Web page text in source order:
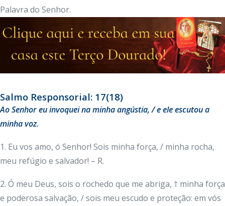
Palavra do Senhor.
Salmo Responsorial: 17(18)
Ao Senhor eu invoquei na minha angústia, / e ele escutou a
minha voz.
1. Eu vos amo, ó Senhor! Sois minha força, / minha rocha,
meu refúgio e salvador! – R.
2. Ó meu Deus, sois o rochedo que me abriga, † minha força
e poderosa salvação, / sois meu escudo e proteção: em vós